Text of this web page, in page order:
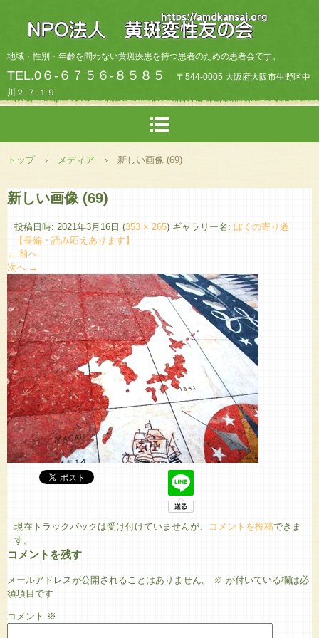
地域・性別・年齡を問わない黄斑疾患を持つ患者のための患者会です。
TEL.0６-６７５６-８５８５
〒544-0005 大阪府大阪市生野区中
川２-７-１９
トップ › メディア › 新しい画像 (69)
新しい画像 (69)
投稿日時: 2021年3月16日 (353 × 265) ギャラリー名: ぼくの寄り道
【長編・読み応えあります】
← 前へ
次へ →
現在トラックバックは受け付けていませんが、 コメントを投稿できま
す。
コメントを残す
メールアドレスが公開されることはありません。 ※ が付いている欄は必
須項目です
コメント ※